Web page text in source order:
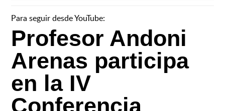
Para seguir desde YouTube:
Profesor Andoni
Arenas participa
en la IV